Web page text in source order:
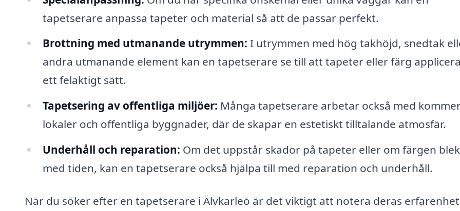
tapetserare anpassa tapeter och material så att de passar perfekt.
Brottning med utmanande utrymmen: I utrymmen med hög takhöjd, snedtak
andra utmanande element kan en tapetserare se till att tapeter eller färg
ett felaktigt sätt.
Tapetsering av offentliga miljöer: Många tapetserare arbetar också med
lokaler och offentliga byggnader, där de skapar en estetiskt tilltalande atmosfär.
Underhåll och reparation: Om det uppstår skador på tapeter eller om färgen
med tiden, kan en tapetserare också hjälpa till med reparation och underhåll.
När du söker efter en tapetserare i Älvkarleö är det viktigt att notera deras